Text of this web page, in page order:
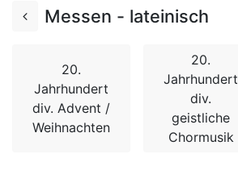
Messen - lateinisch
20.
Jahrhundert
div. Advent /
Weihnachten
20.
Jahrhundert
div.
geistliche
Chormusik